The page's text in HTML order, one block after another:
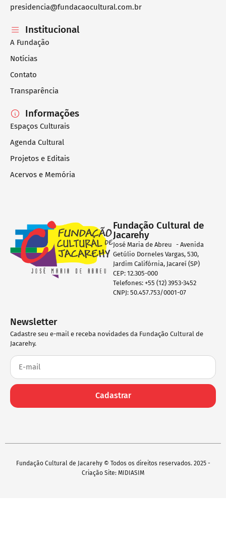
presidencia@fundacaocultural.com.br
Institucional
A Fundação
Notícias
Contato
Transparência
Informações
Espaços Culturais
Agenda Cultural
Projetos e Editais
Acervos e Memória
Fundação Cultural de
Jacarehy
José Maria de Abreu - Avenida
Getúlio Dorneles Vargas, 530,
Jardim Califórnia, Jacareí (SP)
CEP: 12.305-000
Telefones: +55 (12) 3953-3452
CNPJ: 50.457.753/0001-07
Newsletter
Cadastre seu e-mail e receba novidades da Fundação Cultural de
Jacarehy.
Cadastrar
Fundação Cultural de Jacarehy © Todos os direitos reservados. 2025 -
Criação Site: MIDIASIM